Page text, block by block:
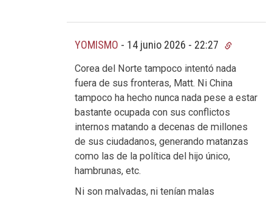
YOMISMO - 14 junio 2026 - 22:27
Corea del Norte tampoco intentó nada
fuera de sus fronteras, Matt. Ni China
tampoco ha hecho nunca nada pese a estar
bastante ocupada con sus conflictos
internos matando a decenas de millones
de sus ciudadanos, generando matanzas
como las de la política del hijo único,
hambrunas, etc.
Ni son malvadas, ni tenían malas